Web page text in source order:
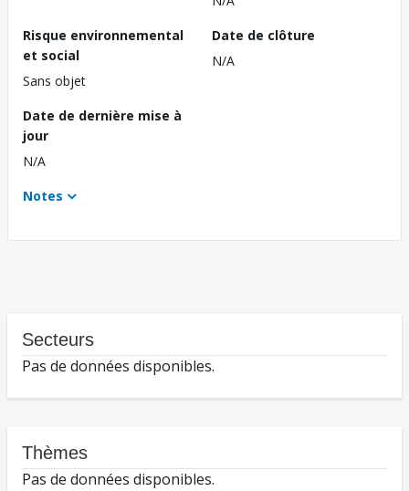
Risque environnemental
et social
Sans objet
Date de clôture
N/A
Date de dernière mise à
jour
N/A
Notes
Secteurs
Pas de données disponibles.
Thèmes
Pas de données disponibles.